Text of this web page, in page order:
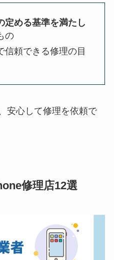
定める基準を満たし
の
信頼できる修理の目
安心して修理を依頼で
修理店12選